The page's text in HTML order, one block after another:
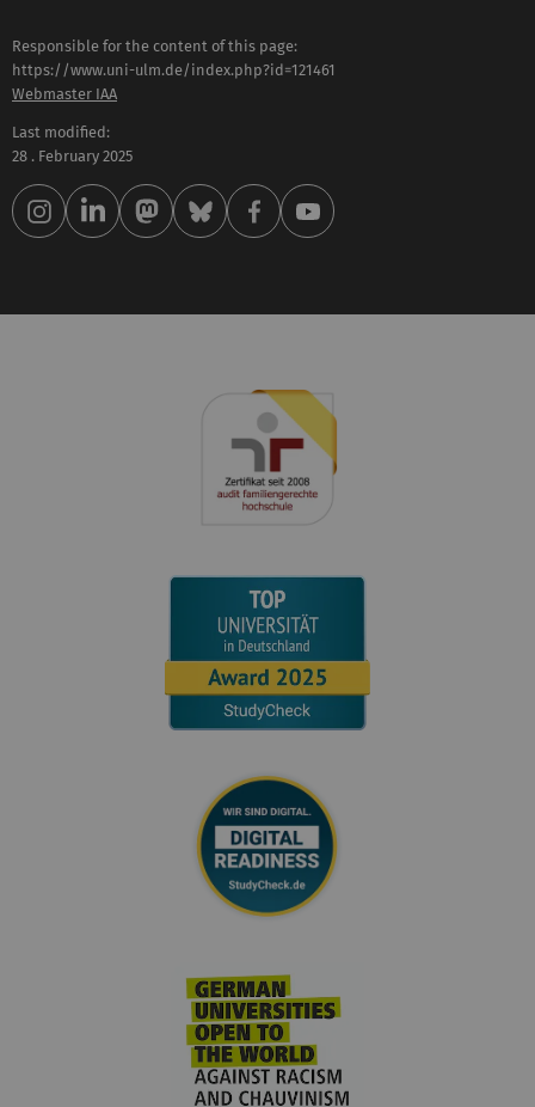
Responsible for the content of this page:
https://www.uni-ulm.de/index.php?id=121461
Webmaster IAA
Last modified:
28 . February 2025